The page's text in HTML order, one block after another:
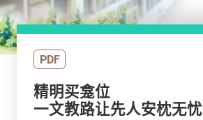
PDF
精明买龛位
一文教路让先人安枕无忧